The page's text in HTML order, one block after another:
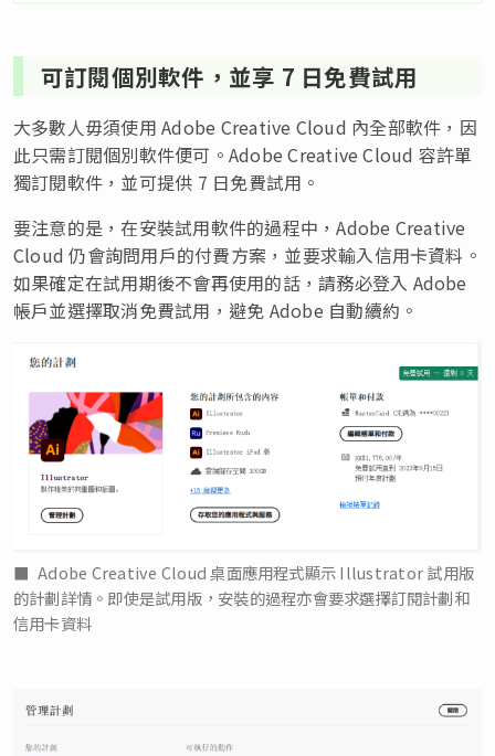
可訂閱個別軟件，並享 7 日免費試用
大多數人毋須使用 Adobe Creative Cloud 內全部軟件，因
此只需訂閱個別軟件便可。Adobe Creative Cloud 容許單
獨訂閱軟件，並可提供 7 日免費試用。
要注意的是，在安裝試用軟件的過程中，Adobe Creative
Cloud 仍會詢問用戶的付費方案，並要求輸入信用卡資料。
如果確定在試用期後不會再使用的話，請務必登入 Adobe
帳戶並選擇取消免費試用，避免 Adobe 自動續約。
Adobe Creative Cloud 桌面應用程式顯示 Illustrator 試用版
的計劃詳情。即使是試用版，安裝的過程亦會要求選擇訂閱計劃和
信用卡資料